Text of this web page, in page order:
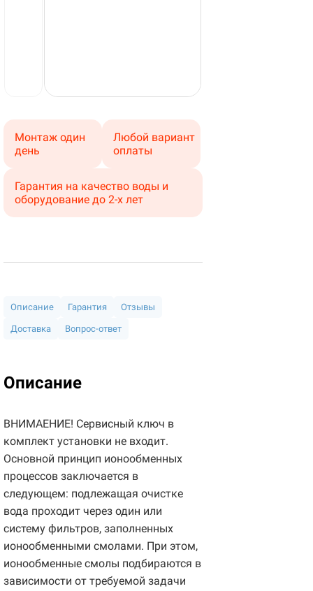
Монтаж один
день
Любой вариант
оплаты
Гарантия на качество воды и
оборудование до 2-х лет
Описание Гарантия Отзывы
Доставка Вопрос-ответ
Описание
ВНИМАЕНИЕ! Сервисный ключ в
комплект установки не входит.
Основной принцип ионообменных
процессов заключается в
следующем: подлежащая очистке
вода проходит через один или
систему фильтров, заполненных
ионообменными смолами. При этом,
ионообменные смолы подбираются в
зависимости от требуемой задачи